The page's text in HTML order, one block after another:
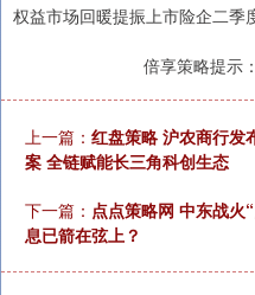
权益市场回暖提振上市险企二季
倍享策略提示
上一篇： 红盘策略 沪农商行发
案 全链赋能长三角科创生态
下一篇： 点点策略网 中东战火
息已箭在弦上？